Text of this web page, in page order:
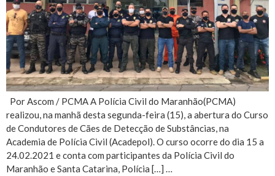
Por Ascom / PCMA A Polícia Civil do Maranhão(PCMA)
realizou, na manhã desta segunda-feira (15), a abertura do Curso
de Condutores de Cães de Detecção de Substâncias, na
Academia de Polícia Civil (Acadepol). O curso ocorre do dia 15 a
24.02.2021 e conta com participantes da Polícia Civil do
Maranhão e Santa Catarina, Polícia […] …